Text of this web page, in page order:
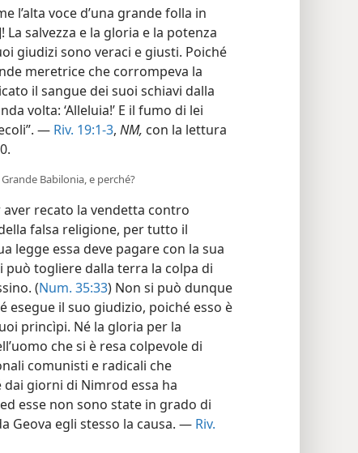
l’alta voce d’una grande folla in
La salvezza e la gloria e la potenza
giudizi sono veraci e giusti. Poiché
meretrice che corrompeva la
il sangue dei suoi schiavi dalla
volta: ‘Alleluia!’ E il fumo di lei
— Riv. 19:1-3, NM, con la lettura
Babilonia, e perché?
recato la vendetta contro
falsa religione, per tutto il
legge essa deve pagare con la sua
togliere dalla terra la colpa di
(Num. 35:33) Non si può dunque
esegue il suo giudizio, poiché esso è
princìpi. Né la gloria per la
che si è resa colpevole di
comunisti e radicali che
giorni di Nimrod essa ha
esse non sono state in grado di
Geova egli stesso la causa. — Riv.